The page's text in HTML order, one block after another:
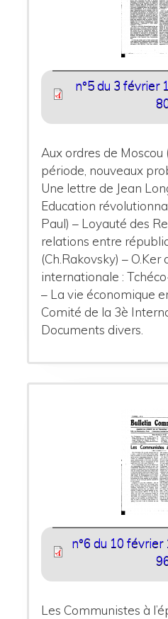
n°5 du 3 février
Aux ordres de
période, nouveaux
Une lettre de Jean
Education
Paul) – Loyauté des
relations entre
(Ch.Rakovsky) –
internationale :
– La vie économique
Comité de la 3è
Documents divers.
n°6 du 10
Les Communistes à